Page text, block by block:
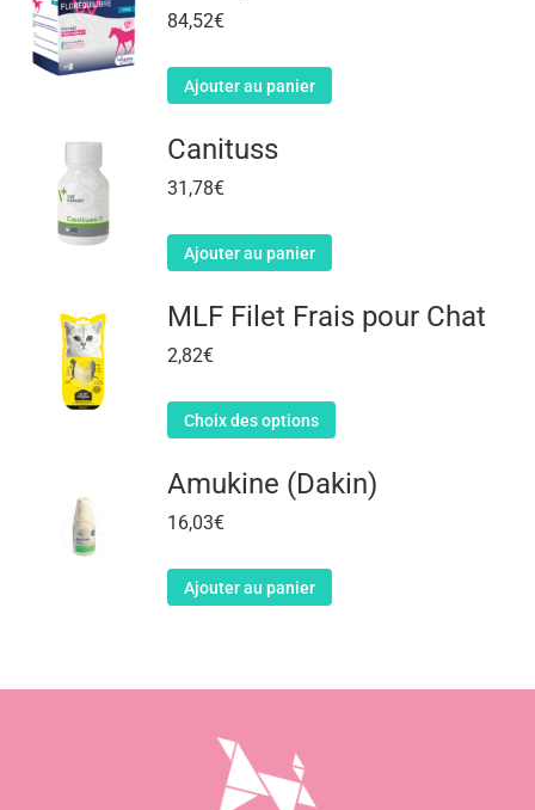
84,52€
Ajouter au panier
Canituss
31,78€
Ajouter au panier
MLF Filet Frais pour Chat
2,82€
Choix des options
Amukine (Dakin)
16,03€
Ajouter au panier